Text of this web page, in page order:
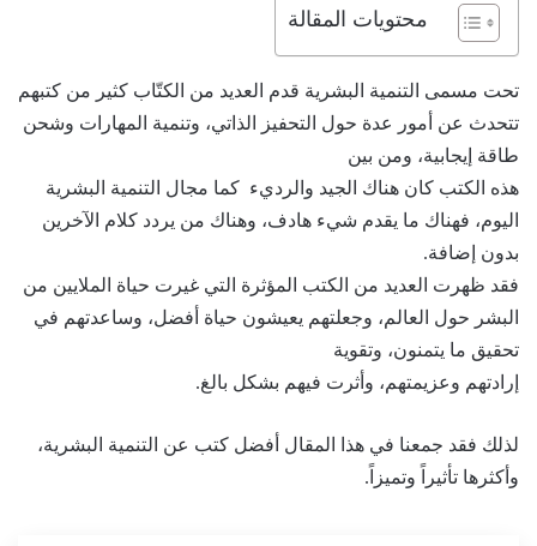
محتويات المقالة
تحت مسمى التنمية البشرية قدم العديد من الكتّاب كثير من كتبهم
تتحدث عن أمور عدة حول التحفيز الذاتي، وتنمية المهارات وشحن
طاقة إيجابية، ومن بين
هذه الكتب كان هناك الجيد والرديء كما مجال التنمية البشرية
اليوم، فهناك ما يقدم شيء هادف، وهناك من يردد كلام الآخرين
بدون إضافة.
فقد ظهرت العديد من الكتب المؤثرة التي غيرت حياة الملايين من
البشر حول العالم، وجعلتهم يعيشون حياة أفضل، وساعدتهم في
تحقيق ما يتمنون، وتقوية
إرادتهم وعزيمتهم، وأثرت فيهم بشكل بالغ.
لذلك فقد جمعنا في هذا المقال أفضل كتب عن التنمية البشرية،
وأكثرها تأثيراً وتميزاً.